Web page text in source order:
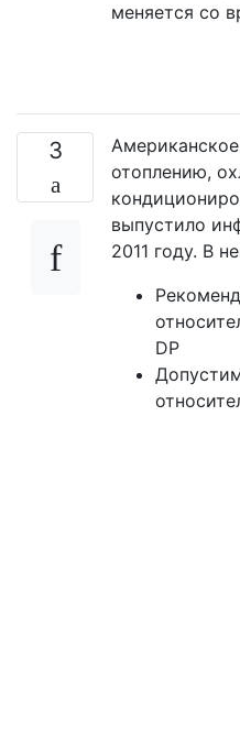
меняется со
3
отоплению,
выпустило
2011 году. В
DP